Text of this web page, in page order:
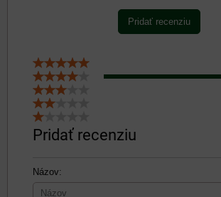
Pridať recenziu
Pridať recenziu
Názov: